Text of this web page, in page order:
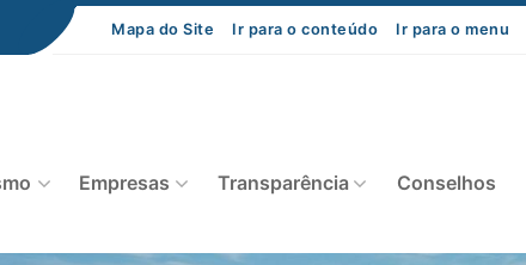
Mapa do Site Ir para o conteúdo Ir para o menu
Empresas Transparência Conselhos